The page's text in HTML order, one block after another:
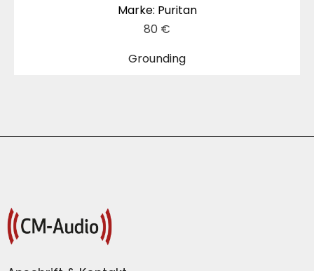
Grounding
Marke: Puritan
80 €